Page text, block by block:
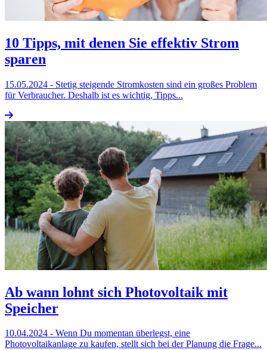
10 Tipps, mit denen Sie effektiv Strom
sparen
15.05.2024 - Stetig steigende Stromkosten sind ein großes Problem
für Verbraucher. Deshalb ist es wichtig, Tipps...
Ab wann lohnt sich Photovoltaik mit
Speicher
10.04.2024 - Wenn Du momentan überlegst, eine
Photovoltaikanlage zu kaufen, stellt sich bei der Planung die Frage...